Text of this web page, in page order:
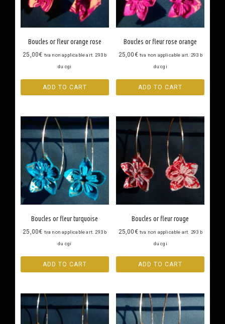
Boucles or fleur orange rose
25,00€ tva non applicable art. 293 b
du cgi
ADD TO CART
Boucles or fleur rose orange
25,00€ tva non applicable art. 293 b
du cgi
ADD TO CART
Boucles or fleur turquoise
25,00€ tva non applicable art. 293 b
du cgi
ADD TO CART
Boucles or fleur rouge
25,00€ tva non applicable art. 293 b
du cgi
ADD TO CART